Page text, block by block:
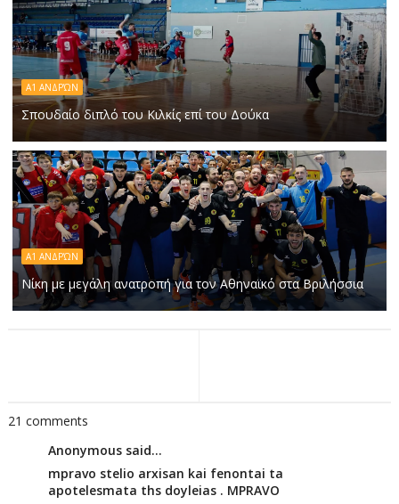
Α1 ΑΝΔΡΏΝ
Σπουδαίο διπλό του Κιλκίς επί του Δούκα
Α1 ΑΝΔΡΏΝ
Νίκη με μεγάλη ανατροπή για τον Αθηναϊκό στα Βριλήσσια
21 comments
Anonymous said...
mpravo stelio arxisan kai fenontai ta
apotelesmata ths doyleias . MPRAVO